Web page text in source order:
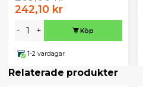
242,10 kr
- + Köp
1-2 vardagar
Relaterade produkter